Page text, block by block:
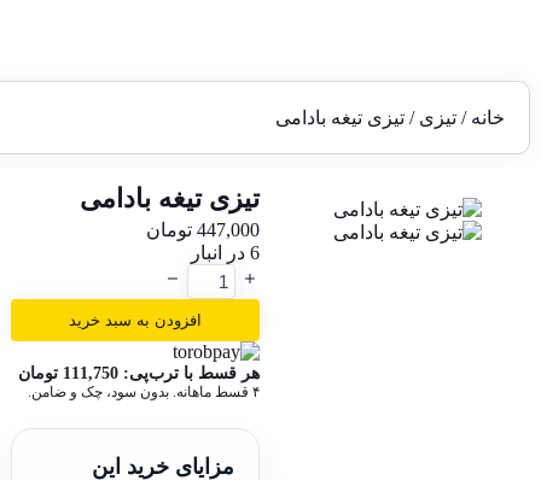
خانه / تیزی / تیزی تیغه بادامی
تیزی تیغه بادامی
447,000 تومان
6 در انبار
افزودن به سبد خرید
هر قسط با ترب‌پی: 111,750 تومان
۴ قسط ماهانه. بدون سود، چک و ضامن.
مزایای خرید این